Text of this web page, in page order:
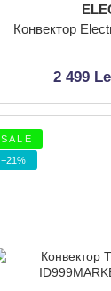
Конвектор
2 499
S A L E
−21%